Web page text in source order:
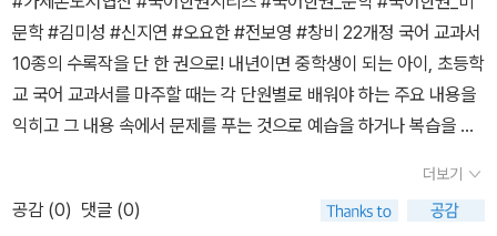
핵심 요약과 문제들이 문학적 사고와 비문학적 사고를 균형 있게 키
워 줍니다.이 책은 각 수록작에 대한 핵심 개념과 문제 풀이가 잘 되어
있습니다. ​교과서에서 다루는 중요한 포인트들을 빠짐없이 정리하면
서, 다양한 문제 유형을 통해 그 내용을 얼마나 이해하고 있는지 체크
할 수 있었습니다. ​문학 작품의 해석과 비문학 지문 분석을 통해 문제
를 풀면서 문해력과 독해력을 동시에 기를 수 있었습니다.책에서 제
공되는 문제들은 단순히 기본적인 이해를 넘어, 작품의 주제, 문학적
문학 #김미성 #신지연 #오요한 #전보영 #창비 22개정 국어 교과서
10종의 수록작을 단 한 권으로! 내년이면 중학생이 되는 아이, 초등학
교 국어 교과서를 마주할 때는 각 단원별로 배워야 하는 주요 내용을
익히고 그 내용 속에서 문제를 푸는 것으로 예습을 하거나 복습을 했
다는 것은 잘 알고 있지만 다양한 문학작품을 섭렵하는 것은 쉽지 않
다. 초등 국어 문제집에서도 문학과 비문학으로 나뉘어 만날 수 있는
더보기
공감 (0) 댓글 (0)